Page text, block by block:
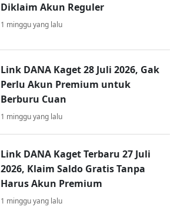
Diklaim Akun Reguler
1 minggu yang lalu
Link DANA Kaget 28 Juli 2026, Gak
Perlu Akun Premium untuk
Berburu Cuan
1 minggu yang lalu
Link DANA Kaget Terbaru 27 Juli
2026, Klaim Saldo Gratis Tanpa
Harus Akun Premium
1 minggu yang lalu